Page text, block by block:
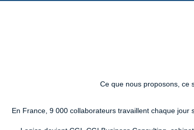
Ce que nous proposons, ce
En France, 9 000 collaborateurs travaillent chaque